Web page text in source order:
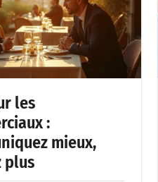
les
:
mieux,
plus